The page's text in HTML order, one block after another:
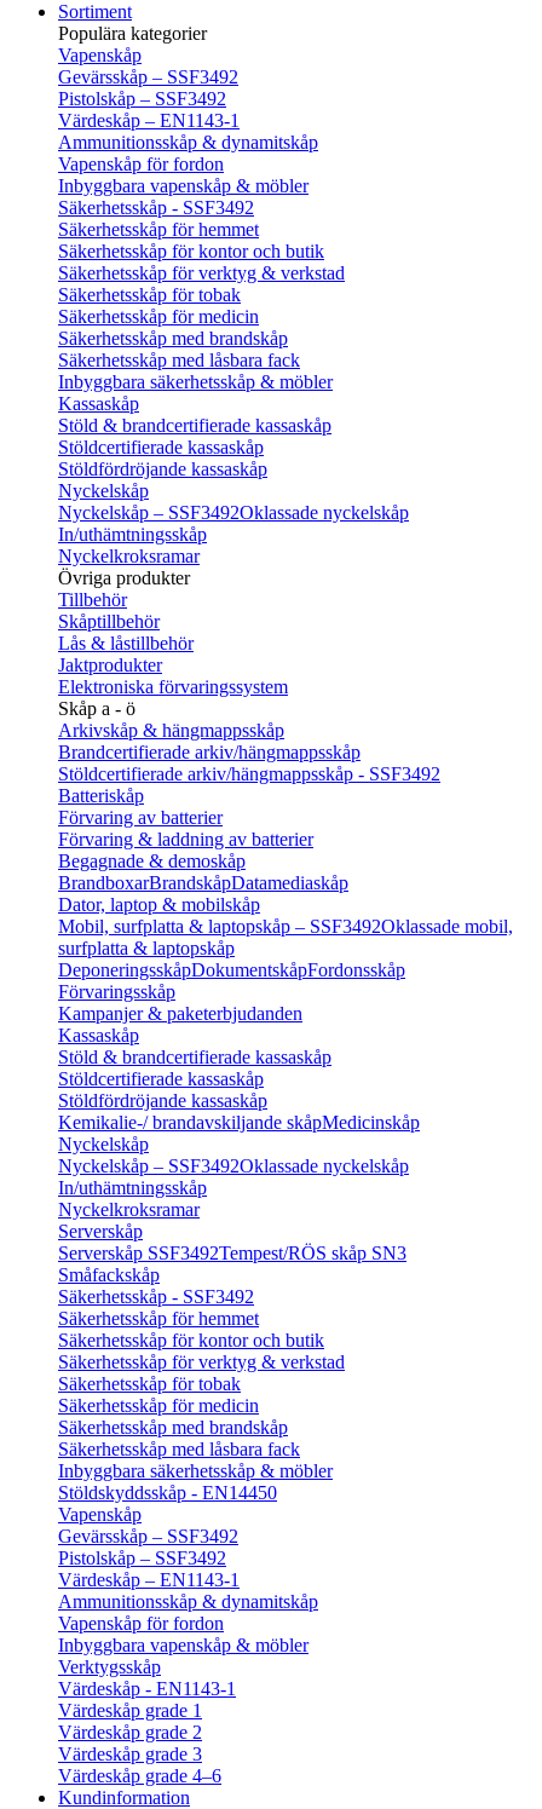
Sortiment
Populära kategorier
Vapenskåp
Gevärsskåp – SSF3492
Pistolskåp – SSF3492
Värdeskåp – EN1143-1
Ammunitionsskåp & dynamitskåp
Vapenskåp för fordon
Inbyggbara vapenskåp & möbler
Säkerhetsskåp - SSF3492
Säkerhetsskåp för hemmet
Säkerhetsskåp för kontor och butik
Säkerhetsskåp för verktyg & verkstad
Säkerhetsskåp för tobak
Säkerhetsskåp för medicin
Säkerhetsskåp med brandskåp
Säkerhetsskåp med låsbara fack
Inbyggbara säkerhetsskåp & möbler
Kassaskåp
Stöld & brandcertifierade kassaskåp
Stöldcertifierade kassaskåp
Stöldfördröjande kassaskåp
Nyckelskåp
Nyckelskåp – SSF3492Oklassade nyckelskåp
In/uthämtningsskåp
Nyckelkroksramar
Övriga produkter
Tillbehör
Skåptillbehör
Lås & låstillbehör
Jaktprodukter
Elektroniska förvaringssystem
Skåp a - ö
Arkivskåp & hängmappsskåp
Brandcertifierade arkiv/hängmappsskåp
Stöldcertifierade arkiv/hängmappsskåp - SSF3492
Batteriskåp
Förvaring av batterier
Förvaring & laddning av batterier
Begagnade & demoskåp
BrandboxarBrandskåpDatamediaskåp
Dator, laptop & mobilskåp
Mobil, surfplatta & laptopskåp – SSF3492Oklassade mobil,
surfplatta & laptopskåp
DeponeringsskåpDokumentskåpFordonsskåp
Förvaringsskåp
Kampanjer & paketerbjudanden
Kassaskåp
Stöld & brandcertifierade kassaskåp
Stöldcertifierade kassaskåp
Stöldfördröjande kassaskåp
Kemikalie-/ brandavskiljande skåpMedicinskåp
Nyckelskåp
Nyckelskåp – SSF3492Oklassade nyckelskåp
In/uthämtningsskåp
Nyckelkroksramar
Serverskåp
Serverskåp SSF3492Tempest/RÖS skåp SN3
Småfackskåp
Säkerhetsskåp - SSF3492
Säkerhetsskåp för hemmet
Säkerhetsskåp för kontor och butik
Säkerhetsskåp för verktyg & verkstad
Säkerhetsskåp för tobak
Säkerhetsskåp för medicin
Säkerhetsskåp med brandskåp
Säkerhetsskåp med låsbara fack
Inbyggbara säkerhetsskåp & möbler
Stöldskyddsskåp - EN14450
Vapenskåp
Gevärsskåp – SSF3492
Pistolskåp – SSF3492
Värdeskåp – EN1143-1
Ammunitionsskåp & dynamitskåp
Vapenskåp för fordon
Inbyggbara vapenskåp & möbler
Verktygsskåp
Värdeskåp - EN1143-1
Värdeskåp grade 1
Värdeskåp grade 2
Värdeskåp grade 3
Värdeskåp grade 4–6
Kundinformation